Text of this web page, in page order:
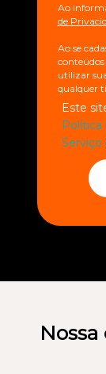
Ao
de
Ao se
utilizar
qualquer
Este
Política
Serviço